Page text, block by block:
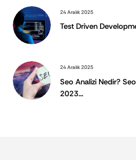
24 Aralık 2025
Test Driven
24 Aralık 2025
Seo Analizi Nedir? Seo
2023...